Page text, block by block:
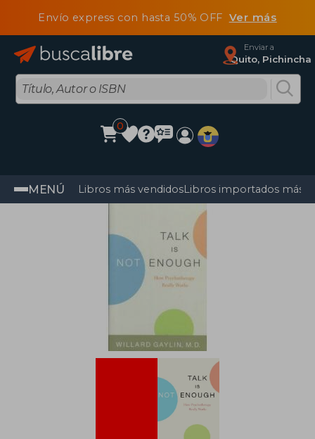
Envío express con hasta 50% OFF Ver más
Enviar a
Quito, Pichincha
0
MENÚ Libros más vendidosLibros importados más